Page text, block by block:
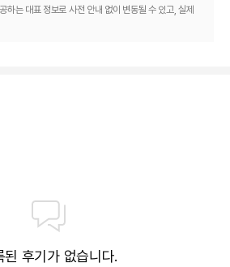
은 매년 계절에 따라 휴업하며 기간은 12월 22일
하는 대표 정보로 사전 안내 없이 변동될 수 있고, 실제
된 후기가 없습니다.